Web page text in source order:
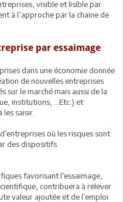
visible et lisible par
à l’approche par la chaine de
par essaimage
dans une économie donnée
de nouvelles entreprises
sur le marché mais aussi de la
institutions, …Etc.) et
saisir.
où les risques sont
des dispositifs
favorisant l’essaimage,
contribuera à relever
valeur ajoutée et de l’emploi